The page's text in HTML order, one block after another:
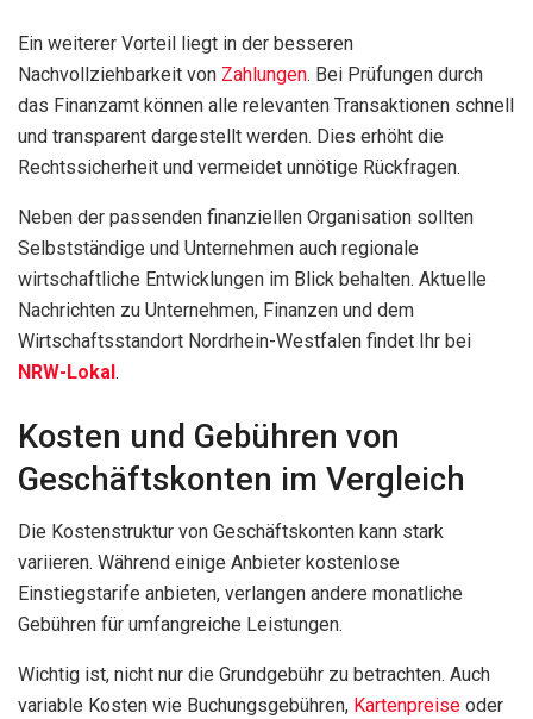
Ein weiterer Vorteil liegt in der besseren
Nachvollziehbarkeit von Zahlungen. Bei Prüfungen durch
das Finanzamt können alle relevanten Transaktionen schnell
und transparent dargestellt werden. Dies erhöht die
Rechtssicherheit und vermeidet unnötige Rückfragen.
Neben der passenden finanziellen Organisation sollten
Selbstständige und Unternehmen auch regionale
wirtschaftliche Entwicklungen im Blick behalten. Aktuelle
Nachrichten zu Unternehmen, Finanzen und dem
Wirtschaftsstandort Nordrhein-Westfalen findet Ihr bei
NRW-Lokal .
Kosten und Gebühren von
Geschäftskonten im Vergleich
Die Kostenstruktur von Geschäftskonten kann stark
variieren. Während einige Anbieter kostenlose
Einstiegstarife anbieten, verlangen andere monatliche
Gebühren für umfangreiche Leistungen.
Wichtig ist, nicht nur die Grundgebühr zu betrachten. Auch
variable Kosten wie Buchungsgebühren, Kartenpreise oder